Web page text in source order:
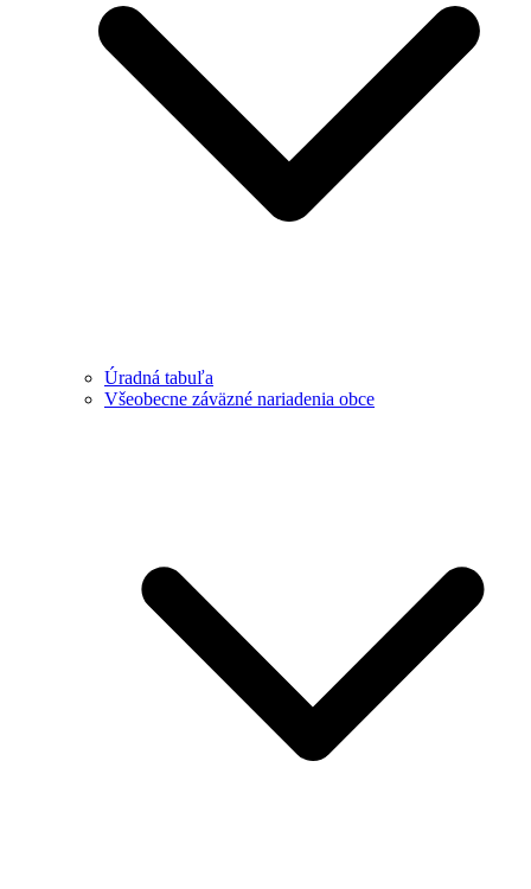
Úradná tabuľa
Všeobecne záväzné nariadenia obce